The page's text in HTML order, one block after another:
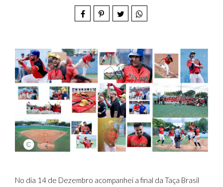
No dia 14 de Dezembro acompanhei a final da Taça Brasil